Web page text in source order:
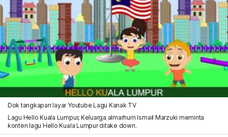
Dok tangkapan layar Youtube Lagu Kanak TV
Lagu Hello Kuala Lumpur, Keluarga almarhum Ismail Marzuki meminta
konten lagu Hello Kuala Lumpur ditake down.